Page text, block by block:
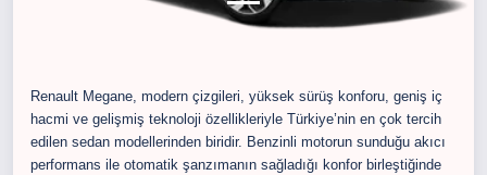
Renault Megane, modern çizgileri, yüksek sürüş konforu, geniş iç
hacmi ve gelişmiş teknoloji özellikleriyle Türkiye’nin en çok tercih
edilen sedan modellerinden biridir. Benzinli motorun sunduğu akıcı
performans ile otomatik şanzımanın sağladığı konfor birleştiğinde